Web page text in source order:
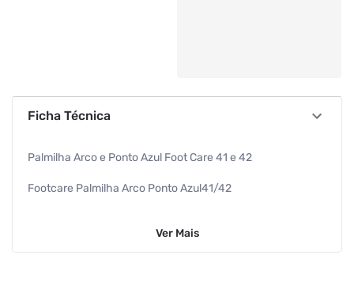
Ficha Técnica
Palmilha Arco e Ponto Azul Foot Care 41 e 42
Footcare Palmilha Arco Ponto Azul41/42
Ver Mais